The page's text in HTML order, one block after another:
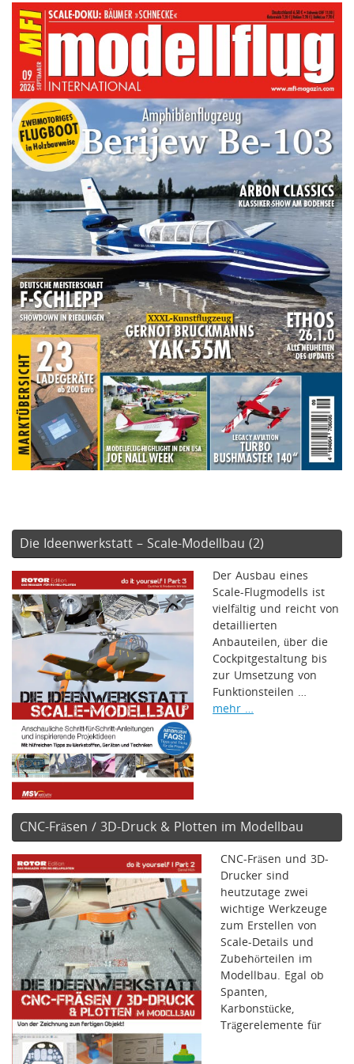
Die Ideenwerkstatt – Scale-Modellbau (2)
Der Ausbau eines
Scale-Flugmodells ist
vielfältig und reicht von
detaillierten
Anbauteilen, über die
Cockpitgestaltung bis
zur Umsetzung von
Funktionsteilen …
mehr …
CNC-Fräsen / 3D-Druck & Plotten im Modellbau
CNC-Fräsen und 3D-
Drucker sind
heutzutage zwei
wichtige Werkzeuge
zum Erstellen von
Scale-Details und
Zubehörteilen im
Modellbau. Egal ob
Spanten,
Karbonstücke,
Trägerelemente für